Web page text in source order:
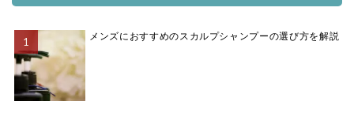
メンズにおすすめのスカルプシャンプーの選び方を解説